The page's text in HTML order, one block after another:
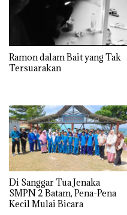
Ramon dalam Bait yang Tak
Tersuarakan
Di Sanggar Tua Jenaka
SMPN 2 Batam, Pena-Pena
Kecil Mulai Bicara